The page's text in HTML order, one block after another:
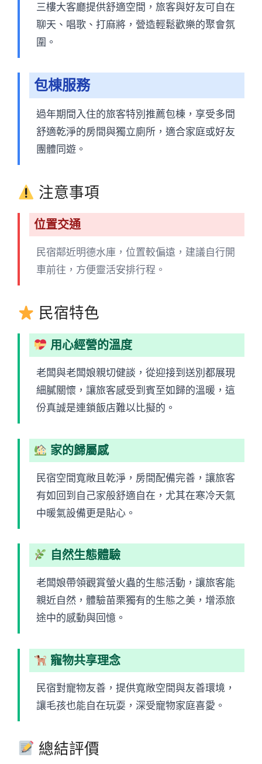
三樓大客廳提供舒適空間，旅客與好友可自在
聊天、唱歌、打麻將，營造輕鬆歡樂的聚會氛
圍。
包棟服務
過年期間入住的旅客特別推薦包棟，享受多間
舒適乾淨的房間與獨立廁所，適合家庭或好友
團體同遊。
注意事項
位置交通
民宿鄰近明德水庫，位置較偏遠，建議自行開
車前往，方便靈活安排行程。
民宿特色
用心經營的溫度
老闆與老闆娘親切健談，從迎接到送別都展現
細膩關懷，讓旅客感受到賓至如歸的溫暖，這
份真誠是連鎖飯店難以比擬的。
家的歸屬感
民宿空間寬敞且乾淨，房間配備完善，讓旅客
有如回到自己家般舒適自在，尤其在寒冷天氣
中暖氣設備更是貼心。
自然生態體驗
老闆娘帶領觀賞螢火蟲的生態活動，讓旅客能
親近自然，體驗苗栗獨有的生態之美，增添旅
途中的感動與回憶。
寵物共享理念
民宿對寵物友善，提供寬敞空間與友善環境，
讓毛孩也能自在玩耍，深受寵物家庭喜愛。
總結評價